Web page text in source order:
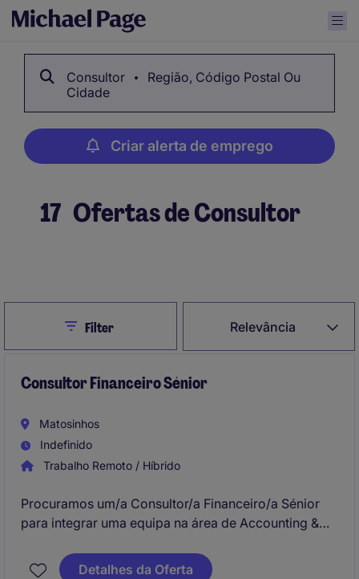
Consultor
Região, Código Postal Ou
Cidade
Criar alerta de emprego
17 Ofertas de Consultor
Relevância
CloseFilter
Consultor Financeiro Sénior
Matosinhos
Indefinido
Trabalho Remoto / Híbrido
Procuramos um/a Consultor/a Financeiro/a Sénior
para integrar uma equipa na área de Accounting &
candidato/a ideal será responsável por apoiar na
Detalhes da Oferta